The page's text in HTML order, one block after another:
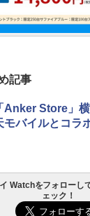
記事
Anker Store」
モバイルとコラ
Watchをフォローし
ェック！